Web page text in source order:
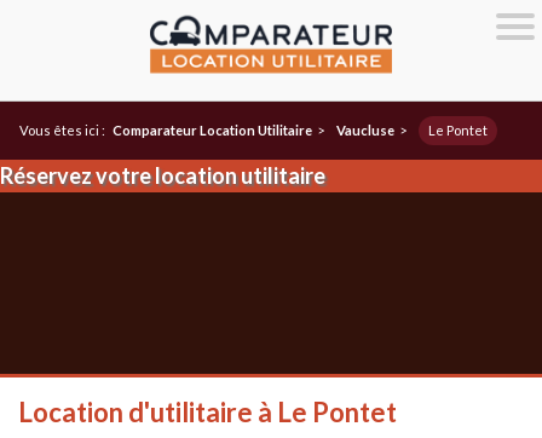
Vous êtes ici : Comparateur Location Utilitaire > Vaucluse > Le Pontet
Réservez votre location utilitaire
Location d'utilitaire à Le Pontet